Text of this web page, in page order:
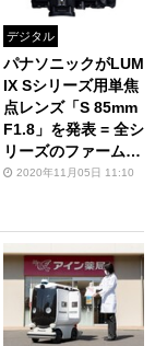
デジタル
パナソニックがLUM
IX Sシリーズ用単焦
点レンズ「S 85mm
F1.8」を発表 = 全シ
リーズのファームU
Pも実施
2020年11月05日 11:10